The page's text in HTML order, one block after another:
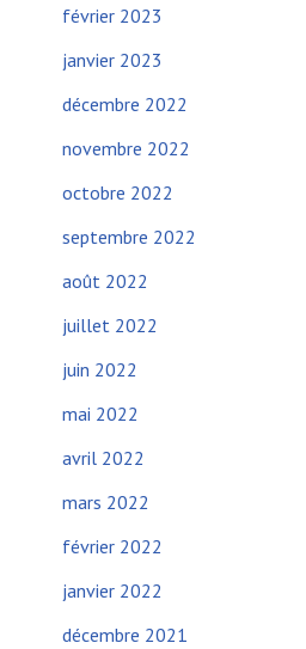
février 2023
janvier 2023
décembre 2022
novembre 2022
octobre 2022
septembre 2022
août 2022
juillet 2022
juin 2022
mai 2022
avril 2022
mars 2022
février 2022
janvier 2022
décembre 2021